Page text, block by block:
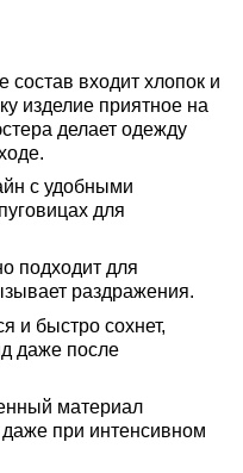
состав входит хлопок и
изделие приятное на
делает одежду
с удобными
для
подходит для
раздражения.
и быстро сохнет,
даже после
материал
даже при интенсивном